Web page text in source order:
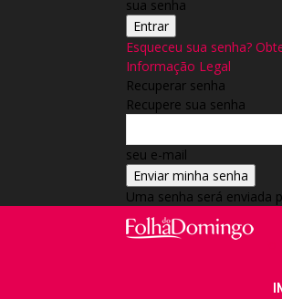
sua senha
Esqueceu sua senha?
Informação Legal
Recuperar senha
Recupere sua senha
seu e-mail
Uma senha será enviada